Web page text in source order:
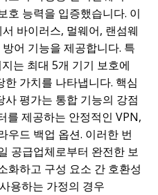
호 능력을 입증했습니다. 이
바이러스, 멀웨어, 랜섬웨
어 기능을 제공합니다. 특
는 최대 5개 기기 보호에
가치를 나타냅니다. 핵심
평가는 통합 기능의 강점
를 제공하는 안정적인 VPN,
우드 백업 옵션. 이러한 번
공급업체로부터 완전한 보
화하고 구성 요소 간 호환성
용하는 가정의 경우